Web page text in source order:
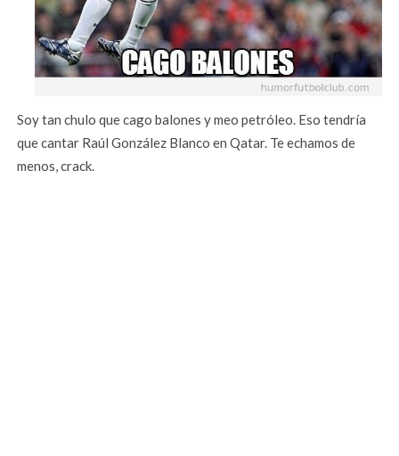
Soy tan chulo que cago balones y meo petróleo. Eso tendría
que cantar Raúl González Blanco en Qatar. Te echamos de
menos, crack.